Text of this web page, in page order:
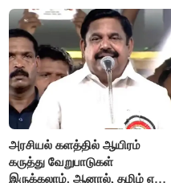
தான்..!
அரசியல் களத்தில் ஆயிரம்
கருத்து வேறுபாடுகள்
இருக்கலாம். ஆனால், தமிழ் என்று